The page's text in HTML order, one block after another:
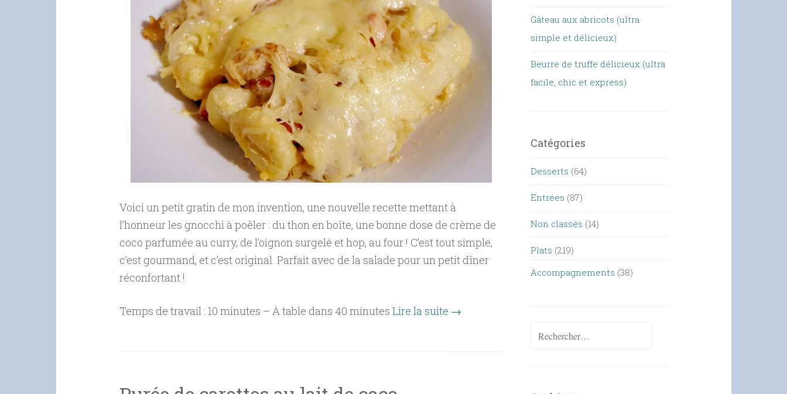
Voici un petit gratin de mon invention, une nouvelle recette mettant à
l’honneur les gnocchi à poêler : du thon en boîte, une bonne dose de crème de
coco parfumée au curry, de l’oignon surgelé et hop, au four ! C’est tout simple,
c’est gourmand, et c’est original. Parfait avec de la salade pour un petit dîner
réconfortant !
Temps de travail : 10 minutes – À table dans 40 minutes Lire la suite →
Gâteau aux abricots (ultra
simple et délicieux)
Beurre de truffe délicieux (ultra
facile, chic et express)
Catégories
Desserts (64)
Entrées (87)
Non classés (14)
Plats (219)
Accompagnements (38)
Rechercher :